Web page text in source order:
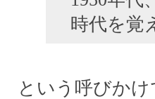
時代を覚
という呼びか